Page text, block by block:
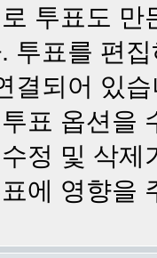
투표도
투표를 편
결되어 있
표 옵션을
정 및 삭
에 영향을